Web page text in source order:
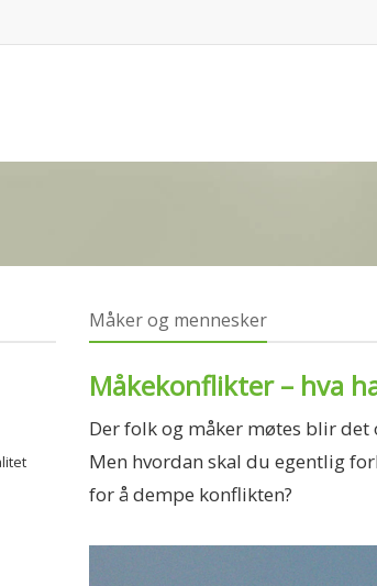
Måker og mennesker
Måkekonflikter – hva
Der folk og måker møtes blir
Men hvordan skal du egentlig
for å dempe konflikten?